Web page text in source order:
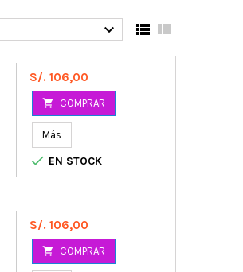
  
Precio
S/. 106,00
 COMPRAR
Más
 EN STOCK
Precio
S/. 106,00
 COMPRAR